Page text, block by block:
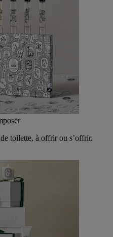
toilette, à offrir ou s’offrir.